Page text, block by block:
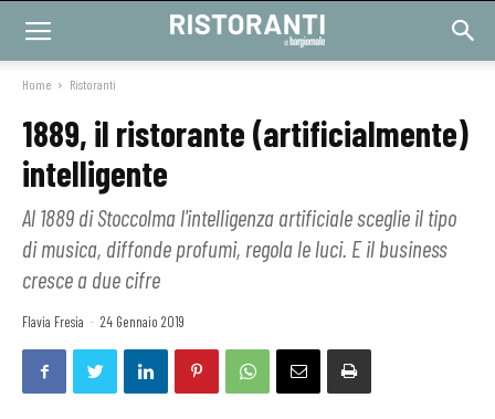
Home Ristoranti
1889, il ristorante (artificialmente)
intelligente
Al 1889 di Stoccolma l'intelligenza artificiale sceglie il tipo
di musica, diffonde profumi, regola le luci. E il business
cresce a due cifre
Flavia Fresia - 24 Gennaio 2019